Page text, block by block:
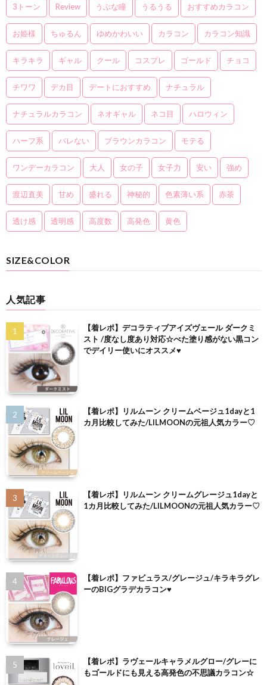
3トーン Review うぶな瞳 うるうる おすすめカラコン
お姫様 ちゅるん ゆめかわいい カラコン カラコン知識
キラキラ ギャル クール コスプレ ゴールド チョコ
チワワ デカ目 デートにおすすめ ナチュラル
ナチュラルカラコン ネオギャル ネコ目 ハロウィン
ハーフ系 バレない ブラウンカラコン モテる
ワンデーカラコン 大人 女の子 女子力 安い 強め
渡辺直美 甘め 盛れる 神秘的 色素薄い系 赤茶
透け感 透明感 高度数 高発色 黄色
SIZE&COLOR
人気記事
【着レポ】デコラティブアイズヴェール ダークミ
スト /度なし度あり対応☆べた塗り感がない黒コン
でデイリー使いにオススメ♥
【着レポ】リルムーン クリームベージュ1dayと1
カ月比較してみた/LILMOONの元祖人気カラー♡
【着レポ】リルムーン クリームグレージュ1dayと
1カ月比較してみた/LILMOONの元祖人気カラー♡
【着レポ】ファビュラス/グレージュ/キラキラグレ
ーのBIGグラデカラコン♥
【着レポ】ラヴェールキャラメルグロー/グレーに
もゴールドにも見える高発色の不思議カラコン☆